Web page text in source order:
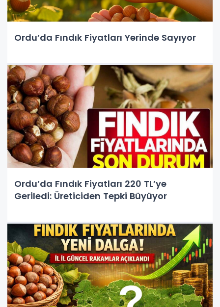
Ordu’da Fındık Fiyatları Yerinde Sayıyor
Ordu’da Fındık Fiyatları 220 TL’ye
Geriledi: Üreticiden Tepki Büyüyor